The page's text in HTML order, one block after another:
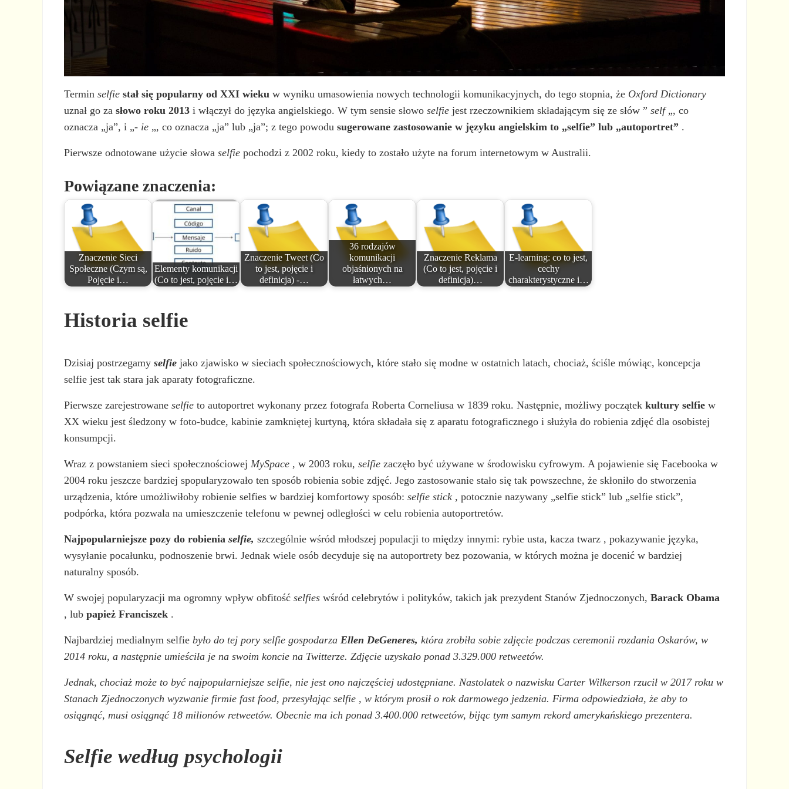
Terminselfie stał się popularny od XXI wieku w wyniku umasowienia nowych technologii komunikacyjnych, do tego stopnia, że Oxford Dictionary
uznał go zasłowo roku 2013 i włączył do języka angielskiego. W tym sensie słowoselfie jest rzeczownikiem składającym się ze słów ”self„, co
oznacza „ja”, i „- ie „, co oznacza „ja” lub „ja”; z tego powodusugerowane zastosowanie w języku angielskim to „selfie” lub „autoportret” .
Pierwsze odnotowane użycie słowaselfie pochodzi z 2002 roku, kiedy to zostało użyte na forum internetowym w Australii.
Powiązane znaczenia:
Znaczenie Sieci
Społeczne (Czym są,
Pojęcie i…
Elementy komunikacji
(Co to jest, pojęcie i…
Znaczenie Tweet (Co
to jest, pojęcie i
definicja) -…
36 rodzajów
komunikacji
objaśnionych na
łatwych…
Znaczenie Reklama
(Co to jest, pojęcie i
definicja)…
E-learning: co to jest,
cechy
charakterystyczne i…
Historia selfie
Dzisiaj postrzegamyselfie jako zjawisko w sieciach społecznościowych, które stało się modne w ostatnich latach, chociaż, ściśle mówiąc, koncepcja
selfie jest tak stara jak aparaty fotograficzne.
Pierwsze zarejestrowaneselfie to autoportret wykonany przez fotografa Roberta Corneliusa w 1839 roku. Następnie, możliwy początekkultury selfiew
XX wieku jest śledzony w foto-budce, kabinie zamkniętej kurtyną, która składała się z aparatu fotograficznego i służyła do robienia zdjęć dla osobistej
konsumpcji.
Wraz z powstaniem sieci społecznościowej MySpace , w 2003 roku,selfie zaczęło być używane w środowisku cyfrowym. A pojawienie się Facebooka w
2004 roku jeszcze bardziej spopularyzowało ten sposób robienia sobie zdjęć. Jego zastosowanie stało się tak powszechne, że skłoniło do stworzenia
urządzenia, które umożliwiłoby robienie selfies w bardziej komfortowy sposób:selfie stick , potocznie nazywany „selfie stick” lub „selfie stick”,
podpórka, która pozwala na umieszczenie telefonu w pewnej odległości w celu robienia autoportretów.
Najpopularniejsze pozy do robieniaselfie, szczególnie wśród młodszej populacji to między innymi: rybie usta, kacza twarz , pokazywanie języka,
wysyłanie pocałunku, podnoszenie brwi. Jednak wiele osób decyduje się na autoportrety bez pozowania, w których można je docenić w bardziej
naturalny sposób.
W swojej popularyzacji ma ogromny wpływ obfitośćselfies wśród celebrytów i polityków, takich jak prezydent Stanów Zjednoczonych,Barack Obama
, lubpapież Franciszek .
Najbardziej medialnym selfiebyło do tej pory selfie gospodarza Ellen DeGeneres, która zrobiła sobie zdjęcie podczas ceremonii rozdania Oskarów, w
2014 roku, a następnie umieściła je na swoim koncie na Twitterze. Zdjęcie uzyskało ponad 3.329.000 retweetów.
Jednak, chociaż może to być najpopularniejsze selfie, nie jest ono najczęściej udostępniane. Nastolatek o nazwisku Carter Wilkerson rzucił w 2017 roku w
Stanach Zjednoczonych wyzwanie firmie fast food, przesyłającselfie , w którym prosił o rok darmowego jedzenia. Firma odpowiedziała, że aby to
osiągnąć, musi osiągnąć 18 milionów retweetów. Obecnie ma ich ponad 3.400.000 retweetów, bijąc tym samym rekord amerykańskiego prezentera.
Selfie według psychologii